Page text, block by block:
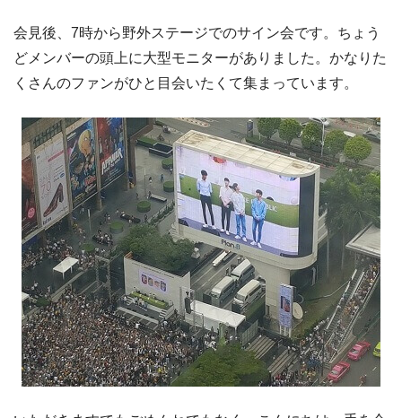
会見後、7時から野外ステージでのサイン会です。ちょう
どメンバーの頭上に大型モニターがありました。かなりた
くさんのファンがひと目会いたくて集まっています。